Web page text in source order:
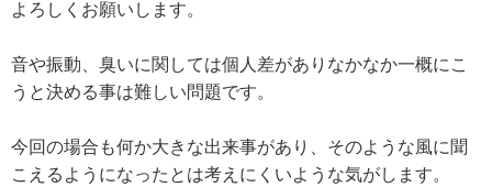
よろしくお願いします。
音や振動、臭いに関しては個人差がありなかなか一概にこ
うと決める事は難しい問題です。
今回の場合も何か大きな出来事があり、そのような風に聞
こえるようになったとは考えにくいような気がします。